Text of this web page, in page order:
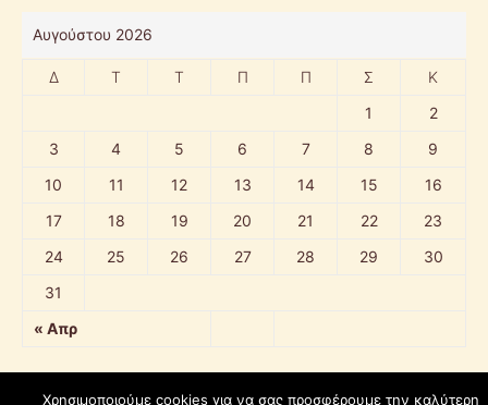
Αυγούστου 2026
Δ Τ Τ Π Π Σ Κ
« Απρ
1
2
3
4 5 6 7 8
9
10
11 12 13 14 15
16
17
18 19 20 21 22
23
24
25 26 27 28 29
30
31
Χρησιμοποιούμε cookies για να σας προσφέρουμε την καλύτερη